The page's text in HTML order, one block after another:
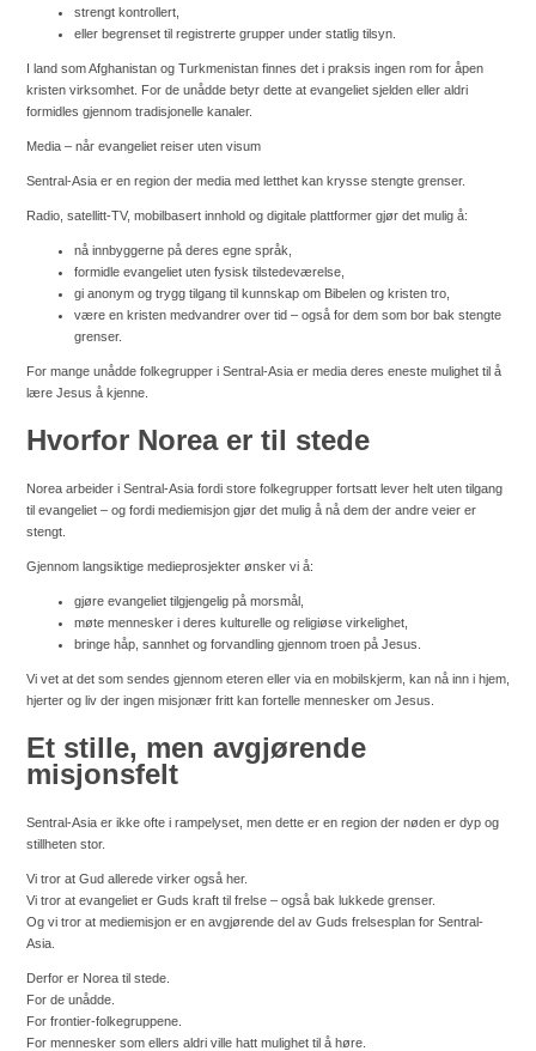
strengt kontrollert,
eller begrenset til registrerte grupper under statlig tilsyn.
I land som Afghanistan og Turkmenistan finnes det i praksis ingen rom for åpen
kristen virksomhet. For de unådde betyr dette at evangeliet sjelden eller aldri
formidles gjennom tradisjonelle kanaler.
Media – når evangeliet reiser uten visum
Sentral-Asia er en region der media med letthet kan krysse stengte grenser.
Radio, satellitt-TV, mobilbasert innhold og digitale plattformer gjør det mulig å:
nå innbyggerne på deres egne språk,
formidle evangeliet uten fysisk tilstedeværelse,
gi anonym og trygg tilgang til kunnskap om Bibelen og kristen tro,
være en kristen medvandrer over tid – også for dem som bor bak stengte
grenser.
For mange unådde folkegrupper i Sentral-Asia er media deres eneste mulighet til å
lære Jesus å kjenne.
Hvorfor Norea er til stede
Norea arbeider i Sentral-Asia fordi store folkegrupper fortsatt lever helt uten tilgang
til evangeliet – og fordi mediemisjon gjør det mulig å nå dem der andre veier er
stengt.
Gjennom langsiktige medieprosjekter ønsker vi å:
gjøre evangeliet tilgjengelig på morsmål,
møte mennesker i deres kulturelle og religiøse virkelighet,
bringe håp, sannhet og forvandling gjennom troen på Jesus.
Vi vet at det som sendes gjennom eteren eller via en mobilskjerm, kan nå inn i hjem,
hjerter og liv der ingen misjonær fritt kan fortelle mennesker om Jesus.
Et stille, men avgjørende
misjonsfelt
Sentral-Asia er ikke ofte i rampelyset, men dette er en region der nøden er dyp og
stillheten stor.
Vi tror at Gud allerede virker også her.
Vi tror at evangeliet er Guds kraft til frelse – også bak lukkede grenser.
Og vi tror at mediemisjon er en avgjørende del av Guds frelsesplan for Sentral-
Asia.
Derfor er Norea til stede.
For de unådde.
For frontier-folkegruppene.
For mennesker som ellers aldri ville hatt mulighet til å høre.